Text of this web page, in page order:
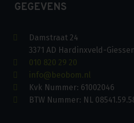
GEGEVENS
Damstraat 24
3371 AD Hardinxveld-
010 820 29 20
info@beobom.nl
Kvk Nummer: 61002046
BTW Nummer: NL